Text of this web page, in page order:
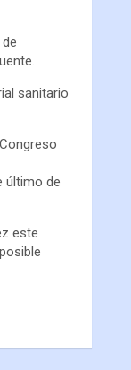
sanitario
último de
este